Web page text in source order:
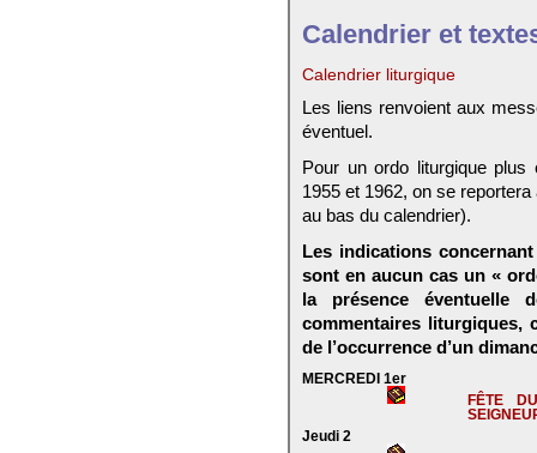
Calendrier et
Calendrier liturgique
Les liens renvoient aux
éventuel.
Pour un ordo liturgique plus
1955 et 1962, on se
au bas du calendrier).
Les indications
sont en aucun cas un «
la présence éventuelle
commentaires liturgiques,
de l’occurrence d’un
MERCREDI 1er
FÊTE
Jeudi 2